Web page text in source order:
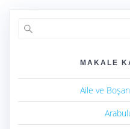
MAKALE
Aile ve